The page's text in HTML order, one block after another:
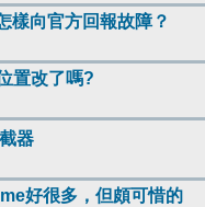
樣向官方回報故障？
置改了嗎?
器
好很多，但頗可惜的